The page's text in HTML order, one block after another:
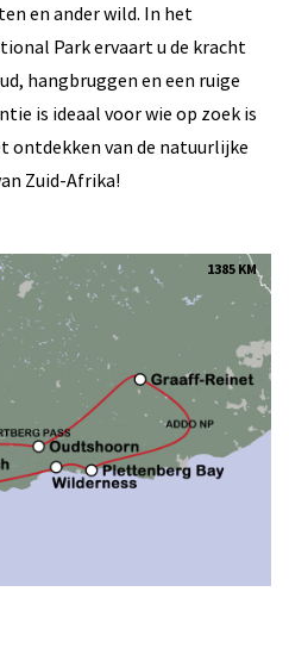
en ander wild. In het
Park ervaart u de kracht
hangbruggen en een ruige
is ideaal voor wie op zoek is
ontdekken van de natuurlijke
Zuid-Afrika!
1385 KM